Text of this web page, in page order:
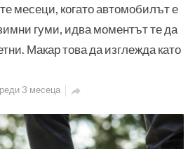
месеци, когато автомобилът е
гуми, идва моментът те да
Макар това да изглежда като
3 месеца 